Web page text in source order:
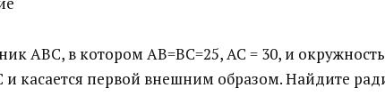
АВС, в котором АВ=ВС=25, АС = 30, и
и касается первой внешним образом. Найдите